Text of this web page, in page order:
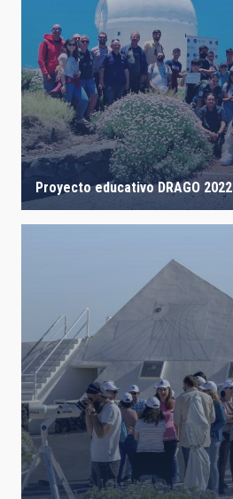
Proyecto educativo DRAGO 2022